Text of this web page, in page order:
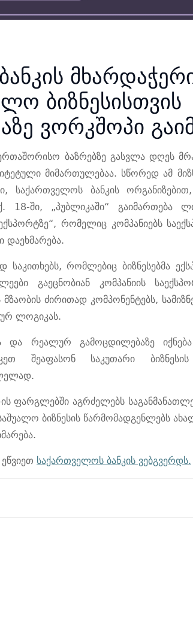
ბიზნესისთვის
ვორკშოპი
ბაზრებზე გასვლა დღეს
მიმართულებაა. სწორედ ამ
, საქართველოს ბანკის ორგანიზებით,
. 18-ში, „პუბლიკაში“ გაიმართება
“, რომელიც კომპანიებს
დაეხმარება.
საკითხებს,რომლებიც ბიზნესებმა
გაეცნობიან კომპანიის
მზაობის ძირითად კომპონენტებს,
ლოგიკას.
და რეალურ გამოცდილებაზე იქნება
შეაფასონ საკუთარი ბიზნესის
.
ის ფარგლებში აგრძელებს
ბიზნესის წარმომადგენლებს
.
საქართველოს ბანკის ვებგვერდს.